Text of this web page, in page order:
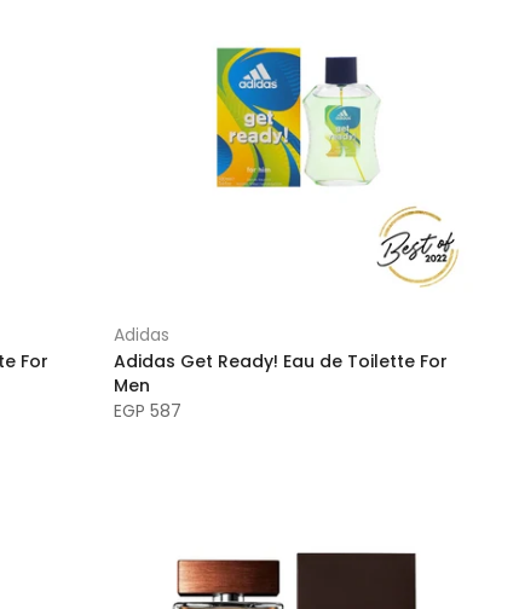
For
Adidas
Adidas Get Ready! Eau de Toilette For
Men
EGP 587